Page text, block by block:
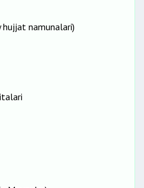
hujjat namunalari)